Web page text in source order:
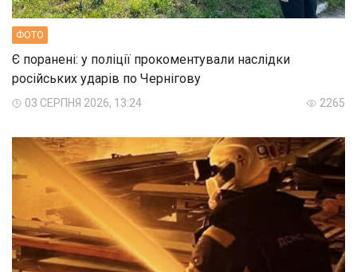
ФОТО
Є поранені: у поліції прокоментували наслідки
російських ударів по Чернігову
03 СЕРПНЯ 2026, 13:24 2265